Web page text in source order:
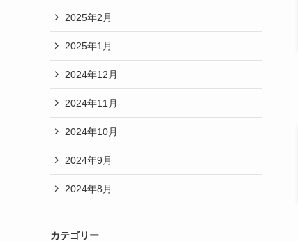
2025年2月
2025年1月
2024年12月
2024年11月
2024年10月
2024年9月
2024年8月
カテゴリー